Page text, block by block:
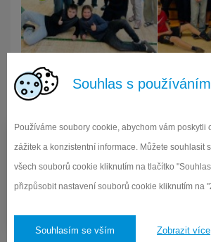
Souhlas s
Používáme soubory cookie, abychom vám poskytli
zážitek a konzistentní informace. Můžete souhlasit
všech souborů cookie kliknutím na tlačítko
přizpůsobit nastavení souborů cookie kliknutím na
Souhlasím se vším Zobrazit více
Elektronická ŽK